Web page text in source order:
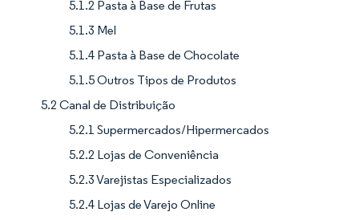
5.1.2 Pasta à Base de Frutas
5.1.3 Mel
5.1.4 Pasta à Base de Chocolate
5.1.5 Outros Tipos de Produtos
5.2 Canal de Distribuição
5.2.1 Supermercados/Hipermercados
5.2.2 Lojas de Conveniência
5.2.3 Varejistas Especializados
5.2.4 Lojas de Varejo Online